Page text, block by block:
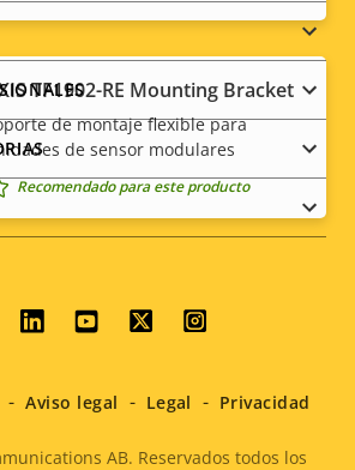
TF1902-RE Mounting Bracket
de montaje flexible para
de sensor modulares
Recomendado para este producto
AB. Reservados todos los
Aviso legal Legal Privacidad